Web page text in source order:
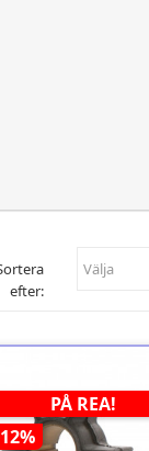
efter:
Välja
PÅ REA!